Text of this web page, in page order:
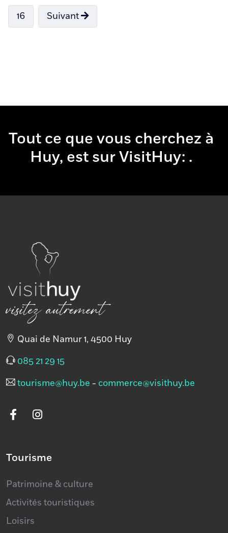
16 Suivant
Tout ce que vous cherchez à
Huy, est sur VisitHuy:boire
visitez autrement
Quai de Namur 1, 4500 Huy
085 21 29 15
Patrimoine & culture
Activités touristiques